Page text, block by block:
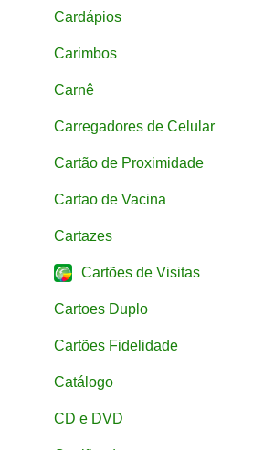
Cardápios
Carimbos
Carnê
Carregadores de Celular
Cartão de Proximidade
Cartao de Vacina
Cartazes
Cartões de Visitas
Cartoes Duplo
Cartões Fidelidade
Catálogo
CD e DVD